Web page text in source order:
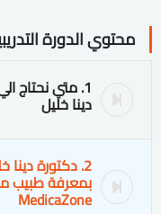
محتوي الدورة
1. متي نحتاج
دينا خليل
2. دكتورة
بمعرفة طبيب
MedicaZone